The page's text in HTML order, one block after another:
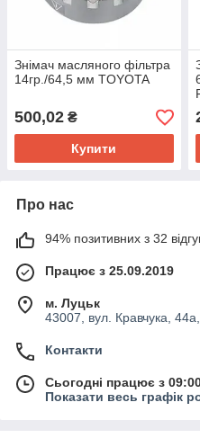
Знімач масляного фільтра
14гр./64,5 мм TOYOTA
500,02 ₴
Купити
Про нас
94% позитивних з 32
Працює з 25.09.2019
м. Луцьк
43007, вул. Кравчука,
Контакти
Сьогодні працює з
Показати весь графік